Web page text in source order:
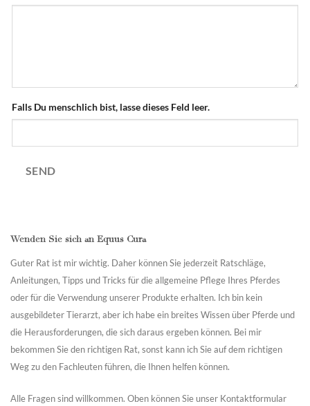
Falls Du menschlich bist, lasse dieses Feld leer.
SEND
Wenden Sie sich an Equus Cura
Guter Rat ist mir wichtig. Daher können Sie jederzeit Ratschläge,
Anleitungen, Tipps und Tricks für die allgemeine Pflege Ihres Pferdes
oder für die Verwendung unserer Produkte erhalten. Ich bin kein
ausgebildeter Tierarzt, aber ich habe ein breites Wissen über Pferde und
die Herausforderungen, die sich daraus ergeben können. Bei mir
bekommen Sie den richtigen Rat, sonst kann ich Sie auf dem richtigen
Weg zu den Fachleuten führen, die Ihnen helfen können.
Alle Fragen sind willkommen. Oben können Sie unser Kontaktformular